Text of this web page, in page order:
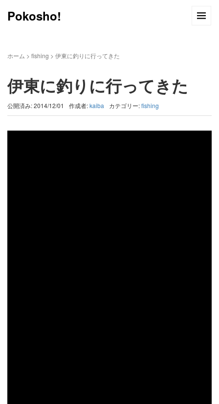
Pokosho!
ホーム > fishing > 伊東に釣りに行ってきた
伊東に釣りに行ってきた
公開済み: 2014/12/01 作成者:kaiba カテゴリー:fishing